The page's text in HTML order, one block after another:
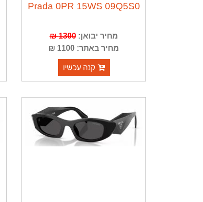
Prada 0PR 15WS 09Q5S0
מחיר יבואן:1300 ₪
מחיר באתר: 1100 ₪
קנה עכשיו